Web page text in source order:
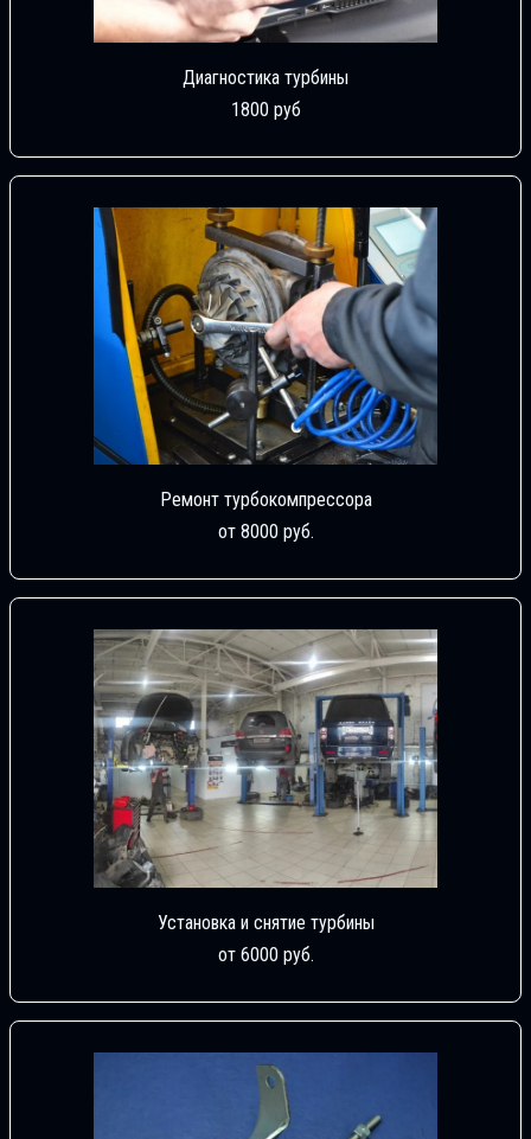
Диагностика турбины
1800 руб
Ремонт турбокомпрессора
от 8000 руб.
Установка и снятие турбины
от 6000 руб.